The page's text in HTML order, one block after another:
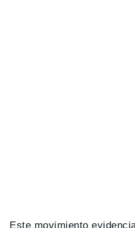
Este movimiento